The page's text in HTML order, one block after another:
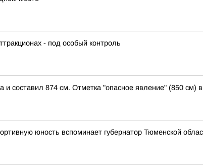
- под особый контроль
и составил 874 см. Отметка "опасное явление" (850 см)
юность вспоминает губернатор Тюменской